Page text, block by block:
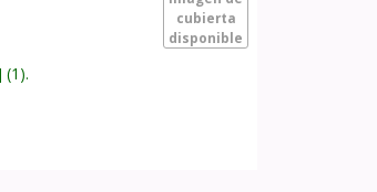
cubierta
disponible
(1).